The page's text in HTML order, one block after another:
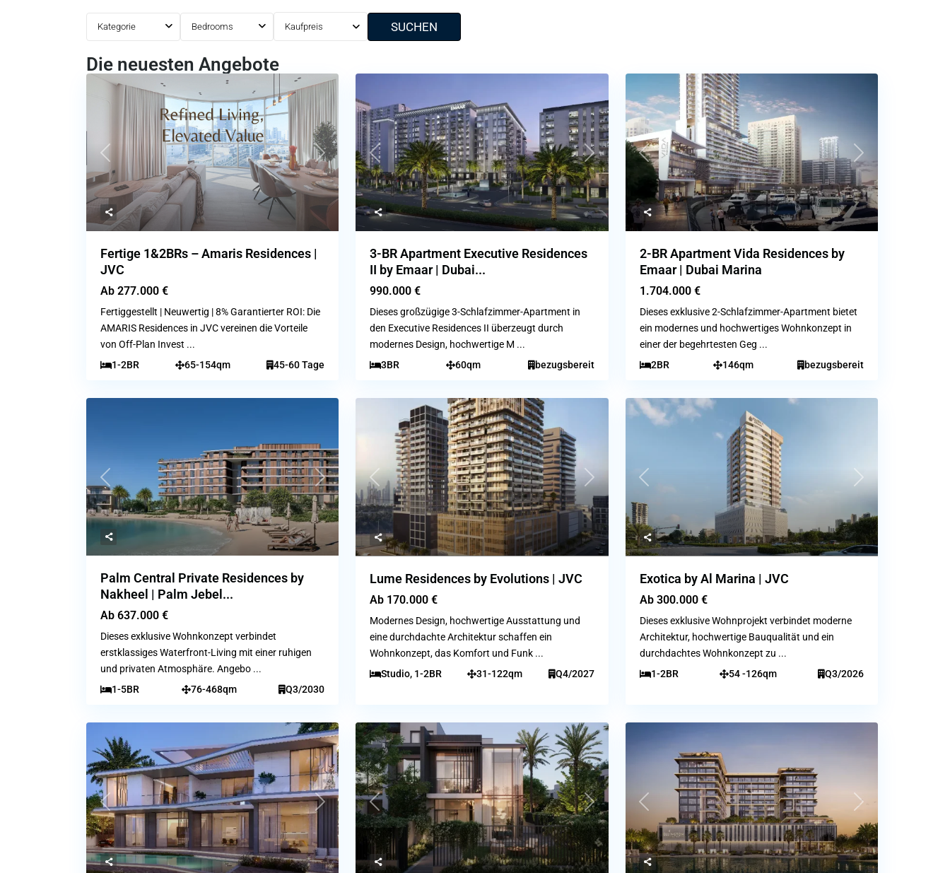
Kategorie Bedrooms Kaufpreis SUCHEN
Die neuesten Angebote
Previous Next
Fertige 1&2BRs – Amaris Residences |
JVC
Ab 277.000 €
Fertiggestellt | Neuwertig | 8% Garantierter ROI: Die
AMARIS Residences in JVC vereinen die Vorteile
von Off-Plan Invest ...
1-2BR
65-154qm 45-60 Tage
Previous Next
3-BR Apartment Executive Residences
II by Emaar | Dubai...
990.000 €
Dieses großzügige 3-Schlafzimmer-Apartment in
den Executive Residences II überzeugt durch
modernes Design, hochwertige M ...
3BR
60qm bezugsbereit
Previous Next
2-BR Apartment Vida Residences by
Emaar | Dubai Marina
1.704.000 €
Dieses exklusive 2-Schlafzimmer-Apartment bietet
ein modernes und hochwertiges Wohnkonzept in
einer der begehrtesten Geg ...
2BR
146qm bezugsbereit
Previous Next
Palm Central Private Residences by
Nakheel | Palm Jebel...
Ab 637.000 €
Dieses exklusive Wohnkonzept verbindet
erstklassiges Waterfront-Living mit einer ruhigen
und privaten Atmosphäre. Angebo ...
1-5BR
76-468qm Q3/2030
Previous Next
Lume Residences by Evolutions | JVC
Ab 170.000 €
Modernes Design, hochwertige Ausstattung und
eine durchdachte Architektur schaffen ein
Wohnkonzept, das Komfort und Funk ...
Studio, 1-2BR
31-122qm Q4/2027
Previous Next
Exotica by Al Marina | JVC
Ab300.000 €
Dieses exklusive Wohnprojekt verbindet moderne
Architektur, hochwertige Bauqualität und ein
durchdachtes Wohnkonzept zu ...
1-2BR
54 -126qm Q3/2026
Previous Next Previous Next Previous Next